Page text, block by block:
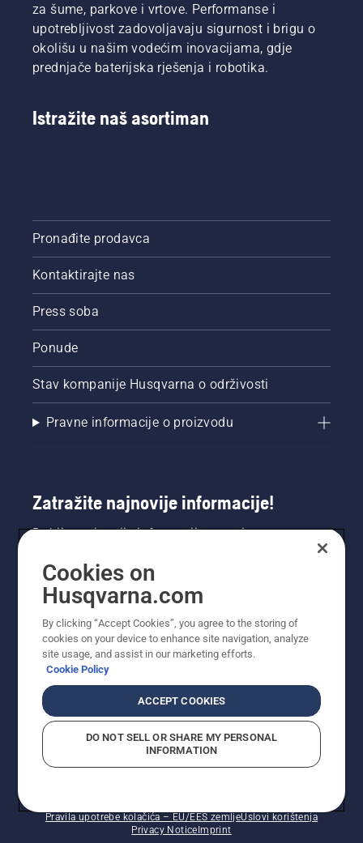
za šume, parkove i vrtove. Performanse i
upotrebljivost zadovoljavaju sigurnost i brigu o
okolišu u našim vodećim inovacijama, gdje
prednjače baterijska rješenja i robotika.
Istražite naš asortiman
Pronađite prodavca
Kontaktirajte nas
Press soba
Ponude
Stav kompanije Husqvarna o održivosti
Pravne informacije o proizvodu
Zatražite najnovije informacije!
Dobijte najnovije informacije o novim
toga. Ovdje se registrirajte za naš bilten.
Pravila upotrebe kolačića – EU/EES zemljeUslovi korištenja
Privacy NoticeImprint
Cookies on
Husqvarna.com
By clicking “Accept Cookies”, you agree to the storing of
cookies on your device to enhance site navigation, analyze
site usage, and assist in our marketing efforts.
Cookie Policy
ACCEPT COOKIES
DO NOT SELL OR SHARE MY PERSONAL
INFORMATION